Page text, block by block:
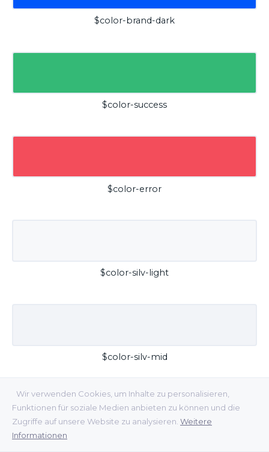
Wir verwenden Cookies, um Inhalte zu personalisieren,
Funktionen für soziale Medien anbieten zu können und die
Zugriffe auf unsere Website zu analysieren. Weitere
Informationen
$color-brand-dark
$color-success
$color-error
$color-silv-light
$color-silv-mid